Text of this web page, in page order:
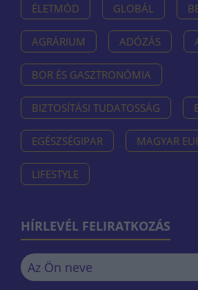
ÉLETMÓD GLOBÁL
AGRÁRIUM ADÓZÁS
BOR ÉS GASZTRONÓMIA
BIZTOSÍTÁSI TUDATOSSÁG
EGÉSZSÉGIPAR MAGYAR
LIFESTYLE
HÍRLEVÉL FELIRATKOZÁS